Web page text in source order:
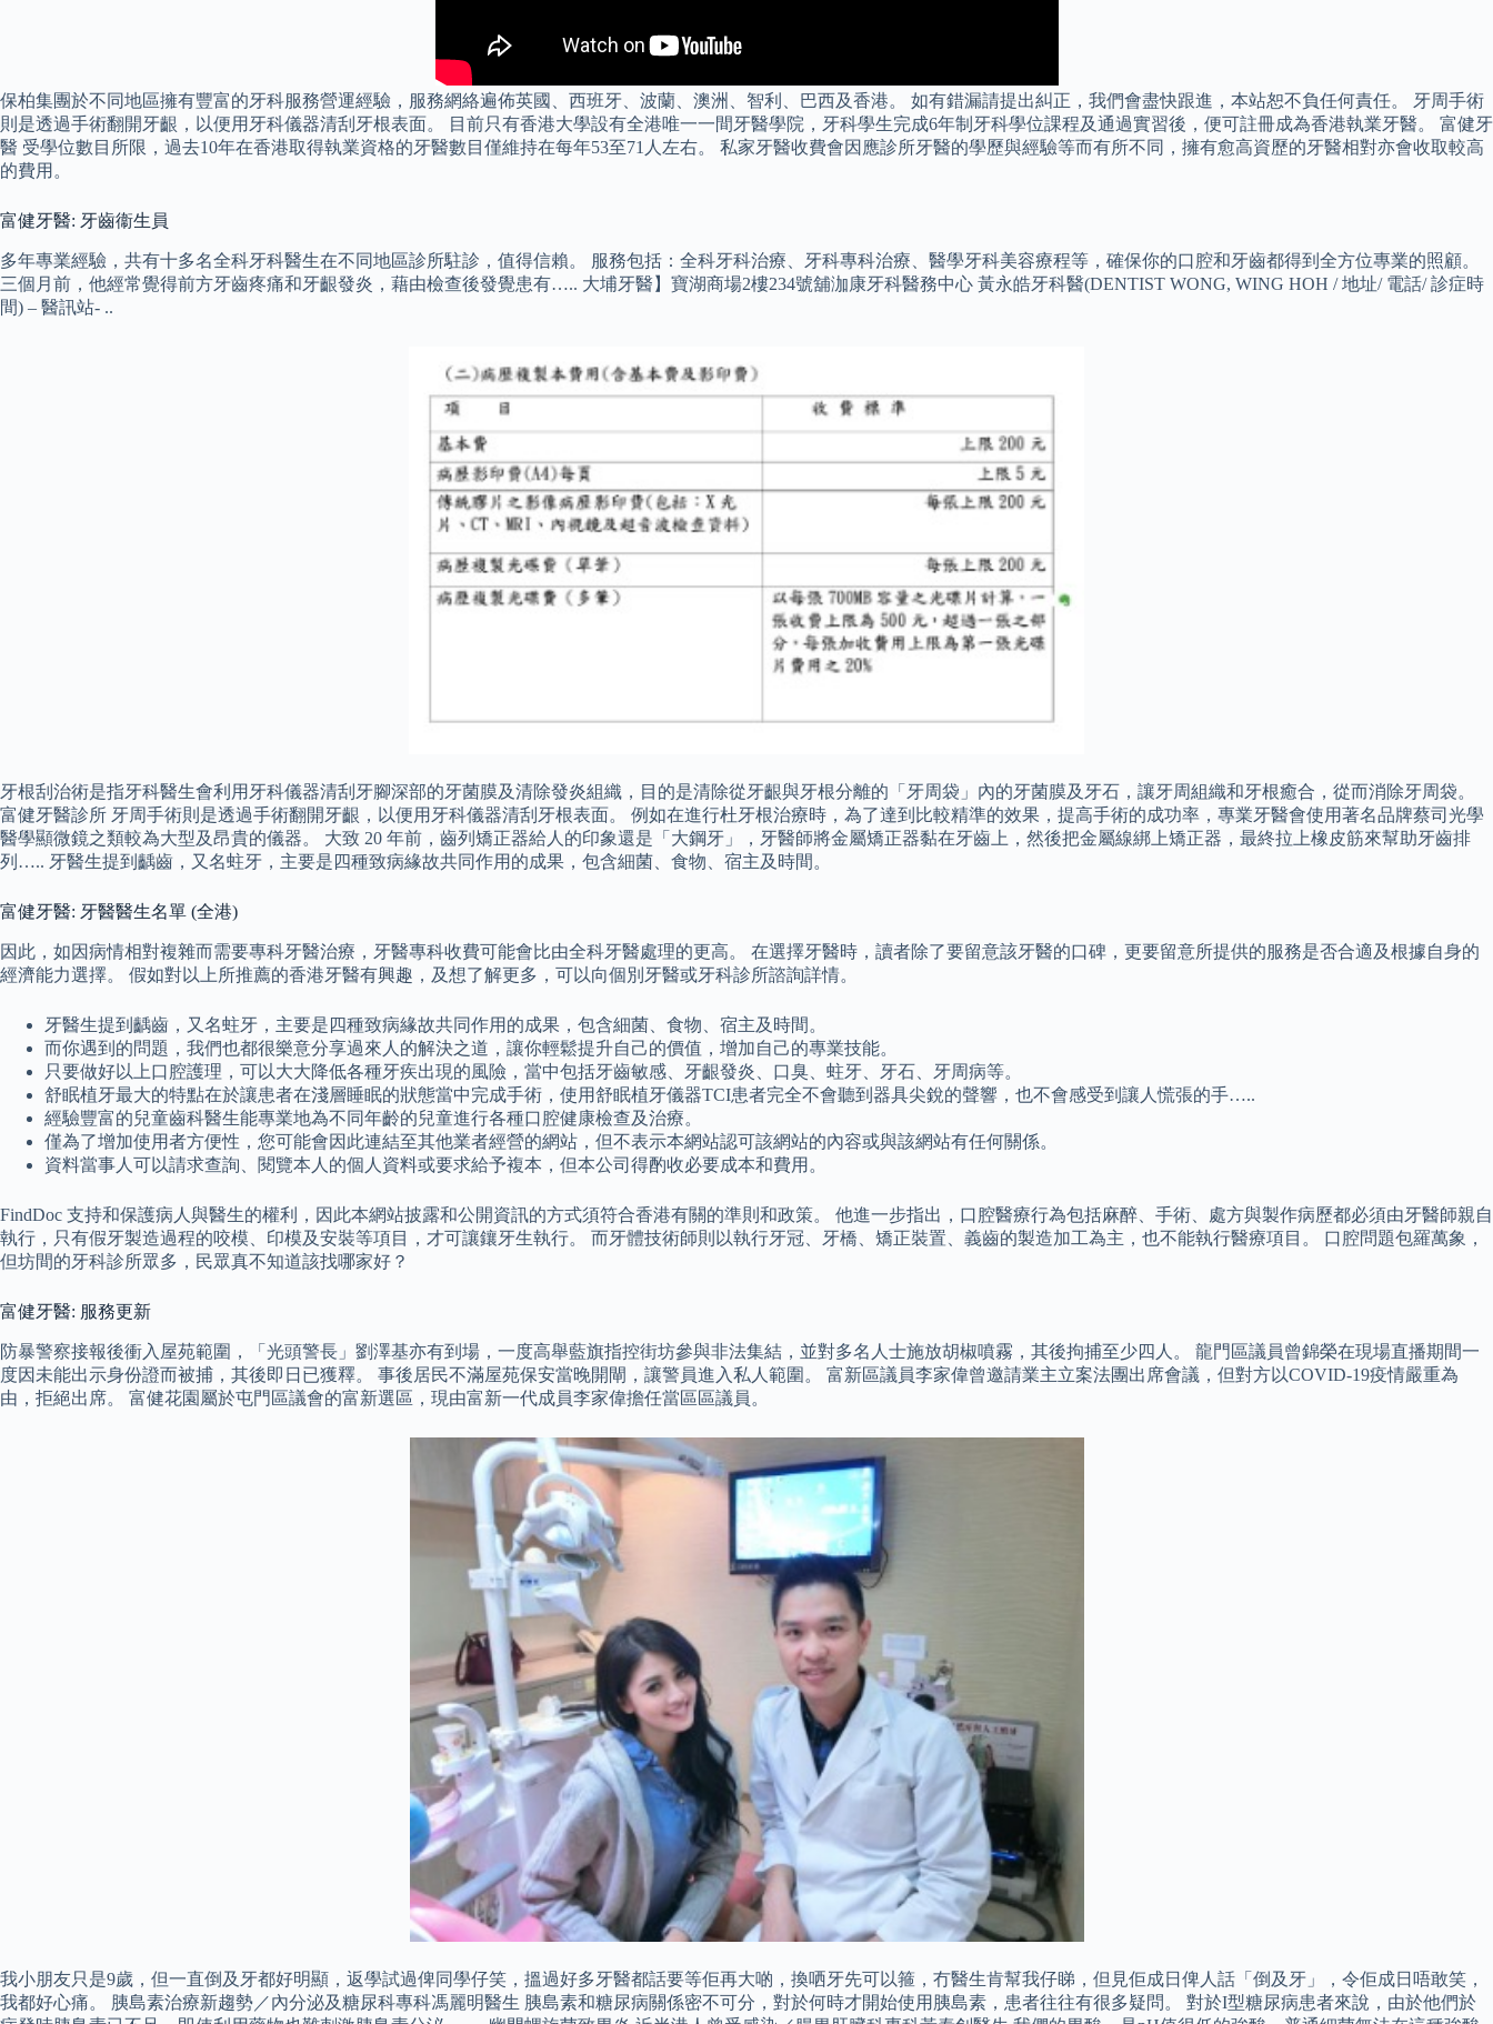
保柏集團於不同地區擁有豐富的牙科服務營運經驗，服務網絡遍佈英國、西班牙、波蘭、澳洲、智利、巴西及香港。 如有錯漏請提出糾正，我們會盡快跟進，本站恕不負任何責任。 牙周手術
則是透過手術翻開牙齦，以便用牙科儀器清刮牙根表面。 目前只有香港大學設有全港唯一一間牙醫學院，牙科學生完成6年制牙科學位課程及通過實習後，便可註冊成為香港執業牙醫。 富健牙
醫 受學位數目所限，過去10年在香港取得執業資格的牙醫數目僅維持在每年53至71人左右。 私家牙醫收費會因應診所牙醫的學歷與經驗等而有所不同，擁有愈高資歷的牙醫相對亦會收取較高
的費用。
富健牙醫: 牙齒衞生員
多年專業經驗，共有十多名全科牙科醫生在不同地區診所駐診，值得信賴。 服務包括：全科牙科治療、牙科專科治療、醫學牙科美容療程等，確保你的口腔和牙齒都得到全方位專業的照顧。
三個月前，他經常覺得前方牙齒疼痛和牙齦發炎，藉由檢查後發覺患有….. 大埔牙醫】寶湖商場2樓234號舖泇康牙科醫務中心 黃永皓牙科醫(DENTIST WONG, WING HOH / 地址/ 電話/ 診症時
間) – 醫訊站- ..
牙根刮治術是指牙科醫生會利用牙科儀器清刮牙腳深部的牙菌膜及清除發炎組織，目的是清除從牙齦與牙根分離的「牙周袋」內的牙菌膜及牙石，讓牙周組織和牙根癒合，從而消除牙周袋。
富健牙醫診所 牙周手術則是透過手術翻開牙齦，以便用牙科儀器清刮牙根表面。 例如在進行杜牙根治療時，為了達到比較精準的效果，提高手術的成功率，專業牙醫會使用著名品牌蔡司光學
醫學顯微鏡之類較為大型及昂貴的儀器。 大致 20 年前，齒列矯正器給人的印象還是「大鋼牙」，牙醫師將金屬矯正器黏在牙齒上，然後把金屬線綁上矯正器，最終拉上橡皮筋來幫助牙齒排
列….. 牙醫生提到齲齒，又名蛀牙，主要是四種致病緣故共同作用的成果，包含細菌、食物、宿主及時間。
富健牙醫: 牙醫醫生名單 (全港)
因此，如因病情相對複雜而需要專科牙醫治療，牙醫專科收費可能會比由全科牙醫處理的更高。 在選擇牙醫時，讀者除了要留意該牙醫的口碑，更要留意所提供的服務是否合適及根據自身的
經濟能力選擇。 假如對以上所推薦的香港牙醫有興趣，及想了解更多，可以向個別牙醫或牙科診所諮詢詳情。
牙醫生提到齲齒，又名蛀牙，主要是四種致病緣故共同作用的成果，包含細菌、食物、宿主及時間。
而你遇到的問題，我們也都很樂意分享過來人的解決之道，讓你輕鬆提升自己的價值，增加自己的專業技能。
只要做好以上口腔護理，可以大大降低各種牙疾出現的風險，當中包括牙齒敏感、牙齦發炎、口臭、蛀牙、牙石、牙周病等。
舒眠植牙最大的特點在於讓患者在淺層睡眠的狀態當中完成手術，使用舒眠植牙儀器TCI患者完全不會聽到器具尖銳的聲響，也不會感受到讓人慌張的手…..
經驗豐富的兒童齒科醫生能專業地為不同年齡的兒童進行各種口腔健康檢查及治療。
僅為了增加使用者方便性，您可能會因此連結至其他業者經營的網站，但不表示本網站認可該網站的內容或與該網站有任何關係。
資料當事人可以請求查詢、閱覽本人的個人資料或要求給予複本，但本公司得酌收必要成本和費用。
FindDoc 支持和保護病人與醫生的權利，因此本網站披露和公開資訊的方式須符合香港有關的準則和政策。 他進一步指出，口腔醫療行為包括麻醉、手術、處方與製作病歷都必須由牙醫師親自
執行，只有假牙製造過程的咬模、印模及安裝等項目，才可讓鑲牙生執行。 而牙體技術師則以執行牙冠、牙橋、矯正裝置、義齒的製造加工為主，也不能執行醫療項目。 口腔問題包羅萬象，
但坊間的牙科診所眾多，民眾真不知道該找哪家好？
富健牙醫: 服務更新
防暴警察接報後衝入屋苑範圍，「光頭警長」劉澤基亦有到場，一度高舉藍旗指控街坊參與非法集結，並對多名人士施放胡椒噴霧，其後拘捕至少四人。 龍門區議員曾錦榮在現場直播期間一
度因未能出示身份證而被捕，其後即日已獲釋。 事後居民不滿屋苑保安當晚開閘，讓警員進入私人範圍。 富新區議員李家偉曾邀請業主立案法團出席會議，但對方以COVID-19疫情嚴重為
由，拒絕出席。 富健花園屬於屯門區議會的富新選區，現由富新一代成員李家偉擔任當區區議員。
我小朋友只是9歲，但一直倒及牙都好明顯，返學試過俾同學仔笑，搵過好多牙醫都話要等佢再大啲，換哂牙先可以箍，冇醫生肯幫我仔睇，但見佢成日俾人話「倒及牙」，令佢成日唔敢笑，
我都好心痛。 胰島素治療新趨勢／內分泌及糖尿科專科馮麗明醫生 胰島素和糖尿病關係密不可分，對於何時才開始使用胰島素，患者往往有很多疑問。 對於I型糖尿病患者來說，由於他們於